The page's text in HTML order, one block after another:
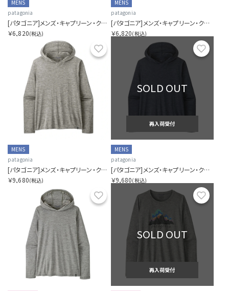
MENS
patagonia
[パタゴニア]メンズ・キャプリーン・クール・デイリー・シャツ
￥6,820(税込)
MENS
patagonia
[パタゴニア]メンズ・キャプリーン・クール・デイリー・シャツ
￥6,820(税込)
お気に入り
MENS
patagonia
[パタゴニア]メンズ・キャプリーン・クール・デイリー・フーディ
￥9,680(税込)
SOLD OUT
再入荷受付
MENS
patagonia
[パタゴニア]メンズ・キャプリーン・クール・デイリー・フーディ
￥9,680(税込)
お気に入り
SOLD OUT
再入荷受付